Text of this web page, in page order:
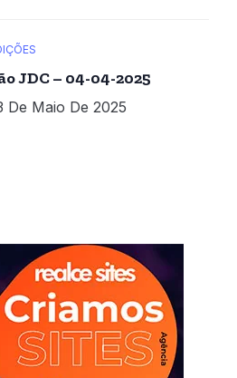
JDC – 04-04-2025
De Maio De 2025